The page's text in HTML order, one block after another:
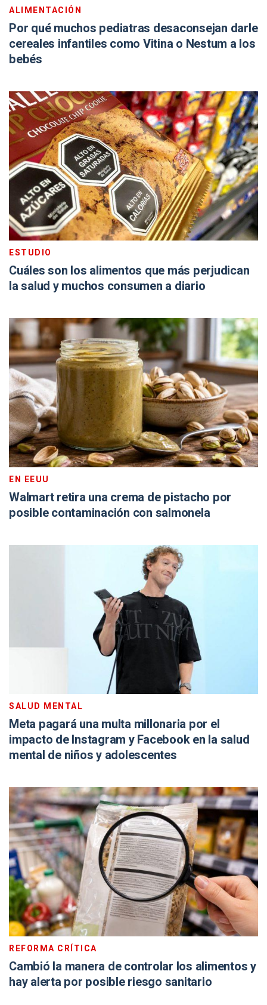
ALIMENTACIÓN
Por qué muchos pediatras desaconsejan darle
cereales infantiles como Vitina o Nestum a los
bebés
ESTUDIO
Cuáles son los alimentos que más perjudican
la salud y muchos consumen a diario
EN EEUU
Walmart retira una crema de pistacho por
posible contaminación con salmonela
SALUD MENTAL
Meta pagará una multa millonaria por el
impacto de Instagram y Facebook en la salud
mental de niños y adolescentes
REFORMA CRÍTICA
Cambió la manera de controlar los alimentos y
hay alerta por posible riesgo sanitario